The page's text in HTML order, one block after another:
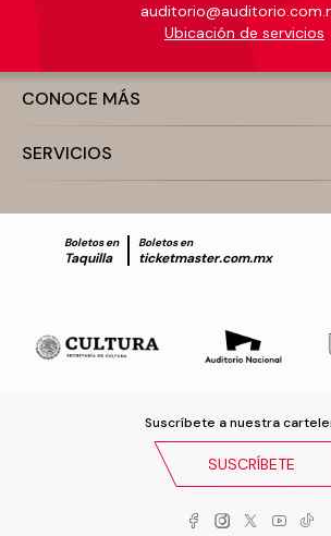
Ubicación de servicios
CONOCE MÁS
SERVICIOS
Boletos en
Taquilla
Boletos en
ticketmaster.com.mx
Suscríbete a nuestra
SUSCRÍBETE